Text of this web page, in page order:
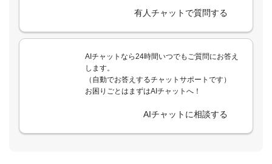
有人チャットで質問する
AIチャットなら24時間いつでもご質問にお答え
します。
（自動でお答えするチャットサポートです）
お困りごとはまずはAIチャットへ！
AIチャットに相談する